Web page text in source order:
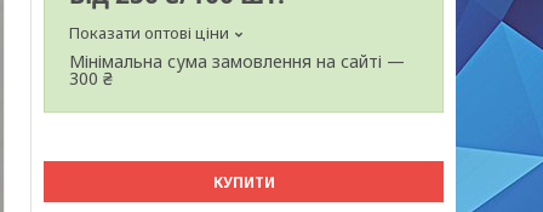
Показати оптові ціни
Мінімальна сума замовлення на сайті —
300 ₴
КУПИТИ